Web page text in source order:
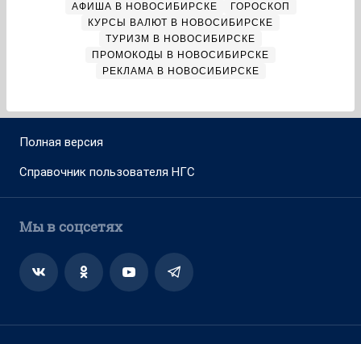
АФИША В НОВОСИБИРСКЕ
ГОРОСКОП
КУРСЫ ВАЛЮТ В НОВОСИБИРСКЕ
ТУРИЗМ В НОВОСИБИРСКЕ
ПРОМОКОДЫ В НОВОСИБИРСКЕ
РЕКЛАМА В НОВОСИБИРСКЕ
Полная версия
Справочник пользователя НГС
Мы в соцсетях